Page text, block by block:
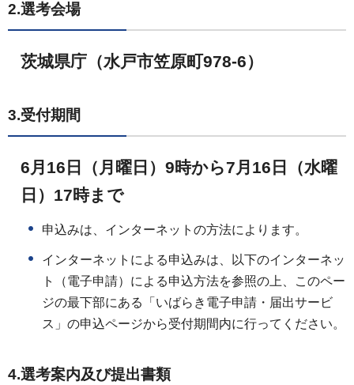
2.選考会場
茨城県庁（水戸市笠原町978-6）
3.受付期間
6月16日（月曜日）9時から7月16日（水曜
日）17時まで
申込みは、インターネットの方法によります。
インターネットによる申込みは、以下のインターネッ
ト（電子申請）による申込方法を参照の上、このペー
ジの最下部にある「いばらき電子申請・届出サービ
ス」の申込ページから受付期間内に行ってください。
4.選考案内及び提出書類